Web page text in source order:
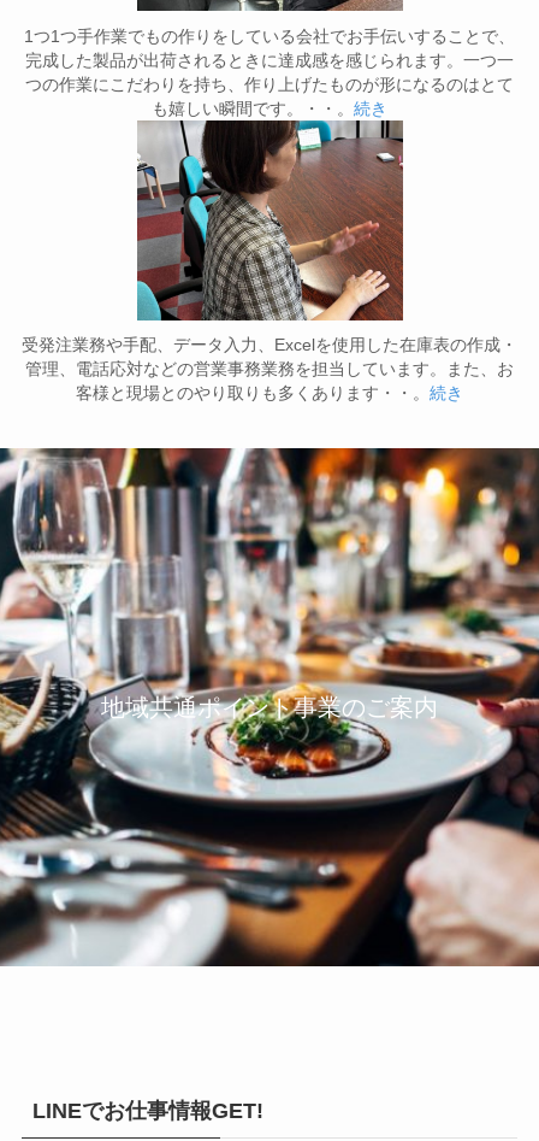
1つ1つ手作業でもの作りをしている会社でお手伝いすることで、
完成した製品が出荷されるときに達成感を感じられます。一つ一
つの作業にこだわりを持ち、作り上げたものが形になるのはとて
も嬉しい瞬間です。・・。 続き
受発注業務や手配、データ入力、Excelを使用した在庫表の作成・
管理、電話応対などの営業事務業務を担当しています。また、お
客様と現場とのやり取りも多くあります・・。 続き
地域共通ポイント事業のご案内
LINEでお仕事情報GET!